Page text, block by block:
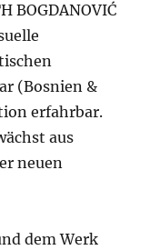
BOGDANOVIĆ
(Bosnien &
erfahrbar.
aus
neuen
dem Werk